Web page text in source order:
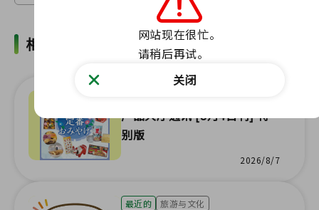
相关新闻
产品大厅通讯 [8月4日刊] 特
别版
2026/8/7
最近的 旅游与文化
网站现在很忙。
请稍后再试。
关闭